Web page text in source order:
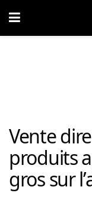
Vente
produits
gros sur